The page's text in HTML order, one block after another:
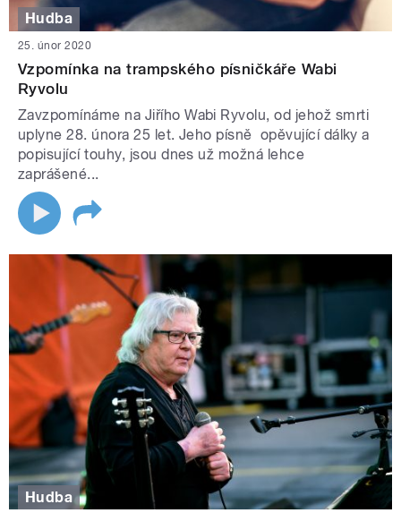
Hudba
25. únor 2020
Vzpomínka na trampského písničkáře Wabi
Ryvolu
Zavzpomínáme na Jiřího Wabi Ryvolu, od jehož smrti
uplyne 28. února 25 let. Jeho písně opěvující dálky a
popisující touhy, jsou dnes už možná lehce
zaprášené...
Hudba